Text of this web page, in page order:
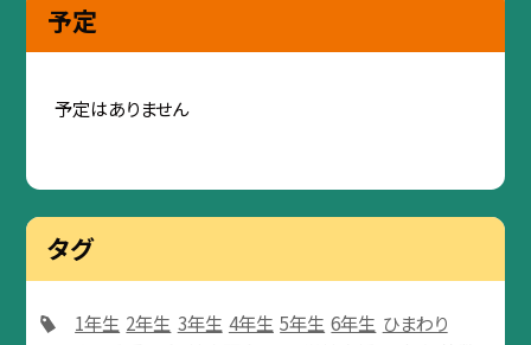
予定
予定はありません
タグ
1年生 2年生 3年生 4年生 5年生 6年生 ひまわり